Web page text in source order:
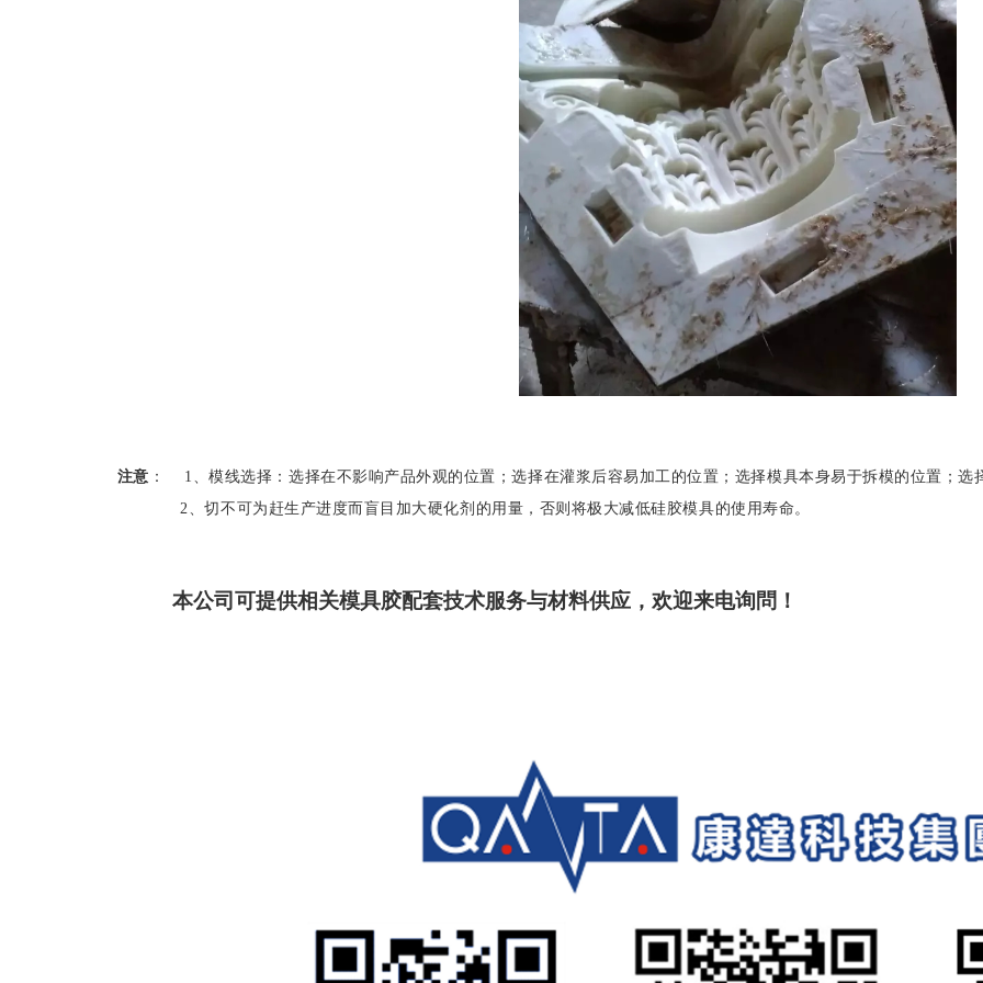
注意 ： 1、模线选择：选择在不影响产品外观的位置；选择在灌浆后容易加工的位置；选择模具本身易于拆模的位置；选
2、切不可为赶生产进度而盲目加大硬化剂的用量，否则将极大减低硅胶模具的使用寿命。
本公司可提供相关模具胶配套技术服务与材料供应，欢迎来电询問！